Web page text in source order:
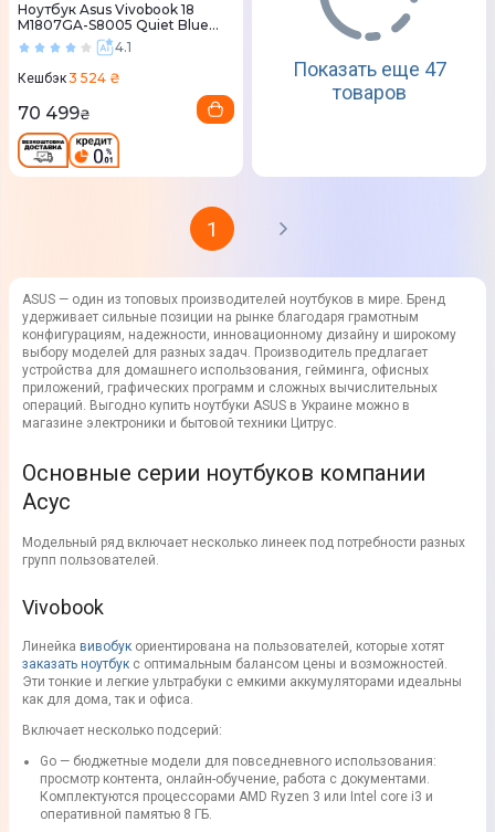
Ноутбук Asus Vivobook 18
M1807GA-S8005 Quiet Blue
(90NB17Y1-M000B0)
4.1
Кешбэк3 524 ₴
70 499₴
Показать еще 47
товаров
1
ASUS — один из топовых производителей ноутбуков в мире. Бренд
удерживает сильные позиции на рынке благодаря грамотным
конфигурациям, надежности, инновационному дизайну и широкому
выбору моделей для разных задач. Производитель предлагает
устройства для домашнего использования, гейминга, офисных
приложений, графических программ и сложных вычислительных
операций. Выгодно купить ноутбуки ASUS в Украине можно в
магазине электроники и бытовой техники Цитрус.
Основные серии ноутбуков компании
Асус
Модельный ряд включает несколько линеек под потребности разных
групп пользователей.
Vivobook
Линейка вивобук ориентирована на пользователей, которые хотят
заказать ноутбук с оптимальным балансом цены и возможностей.
Эти тонкие и легкие ультрабуки с емкими аккумуляторами идеальны
как для дома, так и офиса.
Включает несколько подсерий:
Go — бюджетные модели для повседневного использования:
просмотр контента, онлайн-обучение, работа с документами.
Комплектуются процессорами AMD Ryzen 3 или Intel core i3 и
оперативной памятью 8 ГБ.